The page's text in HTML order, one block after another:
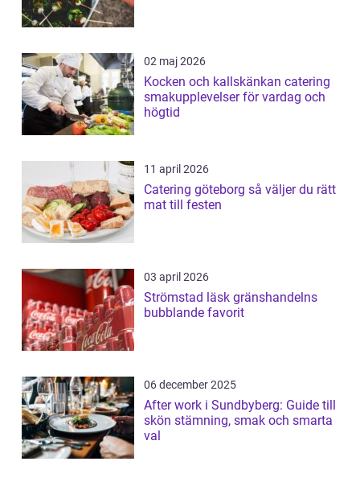
02 maj 2026
Kocken och kallskänkan catering
smakupplevelser för vardag och
högtid
11 april 2026
Catering göteborg så väljer du rätt
mat till festen
03 april 2026
Strömstad läsk gränshandelns
bubblande favorit
06 december 2025
After work i Sundbyberg: Guide till
skön stämning, smak och smarta
val